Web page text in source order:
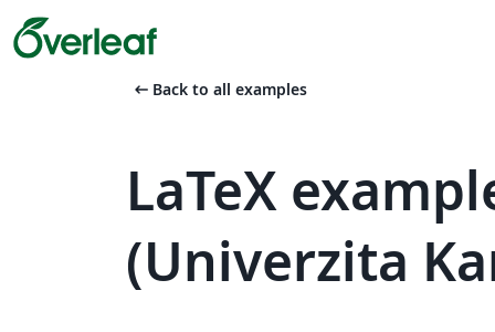
arrow_left_alt Back to all examples
LaTeX
(Univerzita